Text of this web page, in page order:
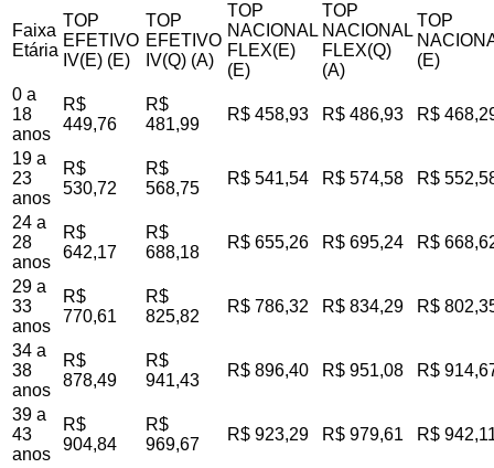
Faixa
Etária
TOP
EFETIVO
IV(E) (E)
TOP
EFETIVO
IV(Q) (A)
TOP
NACIONAL
FLEX(E)
(E)
TOP
NACIONAL
FLEX(Q)
(A)
TOP
(E)
0 a
18
anos
R$
449,76
R$
481,99
R$ 458,93 R$ 486,93 R$
19 a
23
anos
R$
530,72
R$
568,75
R$ 541,54 R$ 574,58 R$
24 a
28
anos
R$
642,17
R$
688,18
R$ 655,26 R$ 695,24 R$
29 a
33
anos
R$
770,61
R$
825,82
R$ 786,32 R$ 834,29 R$
34 a
38
anos
R$
878,49
R$
941,43
R$ 896,40 R$ 951,08 R$
39 a
43
anos
R$
904,84
R$
969,67
R$ 923,29 R$ 979,61 R$